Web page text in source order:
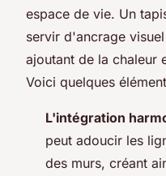
espace de vie. Un
servir d'ancrage
ajoutant de la chaleur
Voici quelques
L'intégration
peut adoucir les
des murs, créant